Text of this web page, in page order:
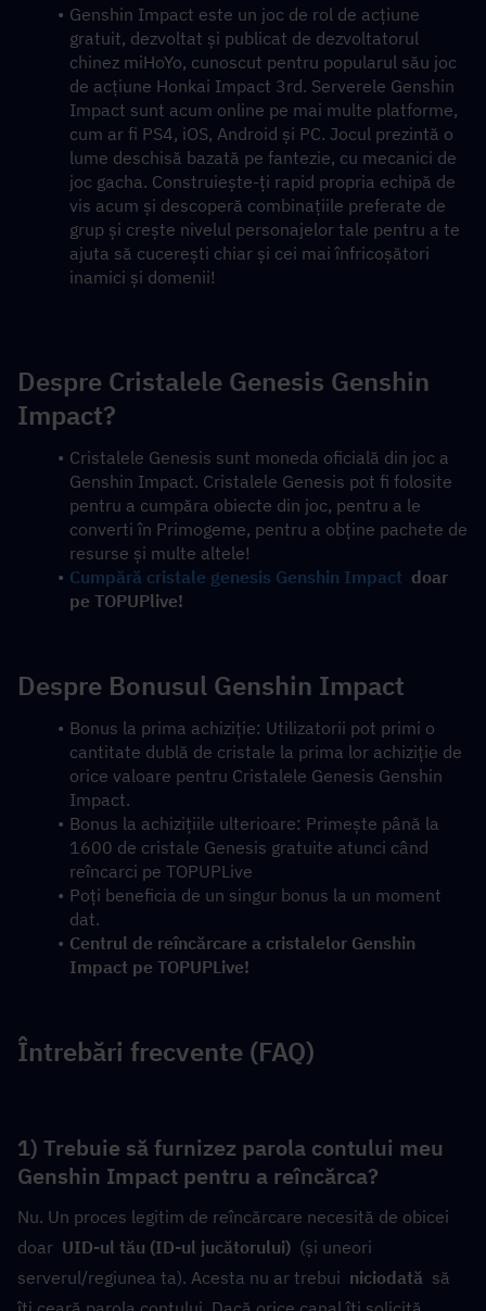
Genshin Impact este un joc de rol de acțiune
gratuit, dezvoltat și publicat de dezvoltatorul
chinez miHoYo, cunoscut pentru popularul său joc
de acțiune Honkai Impact 3rd. Serverele Genshin
Impact sunt acum online pe mai multe platforme,
cum ar fi PS4, iOS, Android și PC. Jocul prezintă o
lume deschisă bazată pe fantezie, cu mecanici de
joc gacha. Construiește-ți rapid propria echipă de
vis acum și descoperă combinațiile preferate de
grup și crește nivelul personajelor tale pentru a te
ajuta să cucerești chiar și cei mai înfricoșători
inamici și domenii!
Despre Cristalele Genesis Genshin
Impact?
Cristalele Genesis sunt moneda oficială din joc a
Genshin Impact. Cristalele Genesis pot fi folosite
pentru a cumpăra obiecte din joc, pentru a le
converti în Primogeme, pentru a obține pachete de
resurse și multe altele!
Cumpără cristale genesis Genshin Impact
  doar
pe TOPUPlive!
Despre Bonusul Genshin Impact
Bonus la prima achiziție: Utilizatorii pot primi o
cantitate dublă de cristale la prima lor achiziție de
orice valoare pentru Cristalele Genesis Genshin
Impact.
Bonus la achizițiile ulterioare: Primește până la
1600 de cristale Genesis gratuite atunci când
reîncarci pe TOPUPLive
Poți beneficia de un singur bonus la un moment
dat.
Centrul de reîncărcare a cristalelor Genshin
Impact pe TOPUPLive!
Întrebări frecvente (FAQ)
1) Trebuie să furnizez parola contului meu
Genshin Impact pentru a reîncărca?
Nu. Un proces legitim de reîncărcare necesită de obicei
doar UID-ul tău (ID-ul jucătorului)
  (și uneori
serverul/regiunea ta). Acesta nu ar trebui niciodată
  să